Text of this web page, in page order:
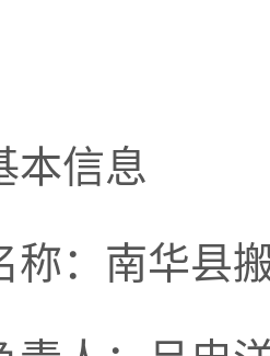
本信息
称：南华县